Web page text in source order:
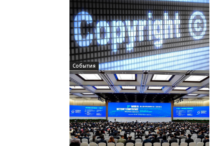
События